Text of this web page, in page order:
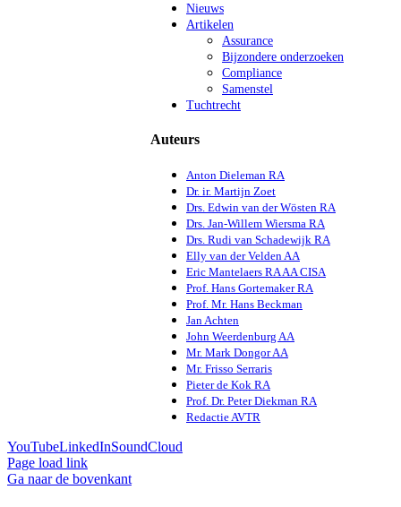
Nieuws
Artikelen
Assurance
Bijzondere onderzoeken
Compliance
Samenstel
Tuchtrecht
Auteurs
Anton Dieleman RA
Dr. ir. Martijn Zoet
Drs. Edwin van der Wösten RA
Drs. Jan-Willem Wiersma RA
Drs. Rudi van Schadewijk RA
Elly van der Velden AA
Eric Mantelaers RA AA CISA
Prof. Hans Gortemaker RA
Prof. Mr. Hans Beckman
Jan Achten
John Weerdenburg AA
Mr. Mark Dongor AA
Mr. Frisso Serraris
Pieter de Kok RA
Prof. Dr. Peter Diekman RA
Redactie AVTR
YouTubeLinkedInSoundCloud
Page load link
Ga naar de bovenkant